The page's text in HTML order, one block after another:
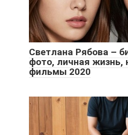
Светлана Рябова –
фото, личная жизнь,
фильмы 2020